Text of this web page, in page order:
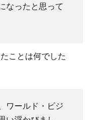
なったと思って
ことは何でした
ワールド・ビジ